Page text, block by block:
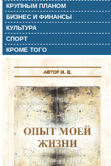
КРУПНЫМ ПЛАНОМ
БИЗНЕС И ФИНАНСЫ
КУЛЬТУРА
СПОРТ
КРОМЕ ТОГО